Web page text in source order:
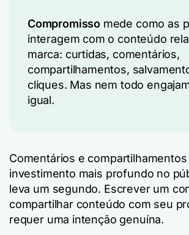
Compromisso mede como as
interagem com o conteúdo
marca: curtidas, comentários,
compartilhamentos,
cliques. Mas nem todo
igual.
Comentários e
investimento mais profundo no
leva um segundo. Escrever um
compartilhar conteúdo com seu
requer uma intenção genuína.